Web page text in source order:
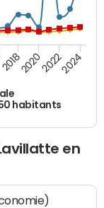
habitants
2018202020222024
en